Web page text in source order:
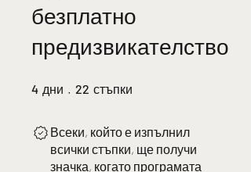
безплатно
предизвикателство
4 дни 4 дни
22 стъпки
Всеки, който е изпълнил
всички стъпки, ще получи
значка, когато програмата